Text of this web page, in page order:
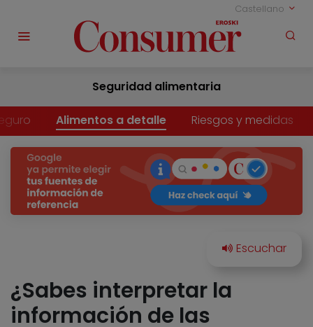
Castellano
Seguridad alimentaria
Alimentos a detalle Riesgos y medidas
¿Sabes interpretar la
información de las